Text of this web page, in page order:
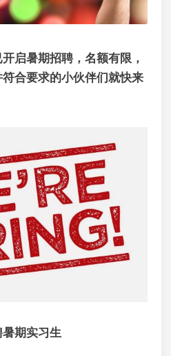
启暑期招聘，名额有限，
合要求的小伙伴们就快来
期实习生